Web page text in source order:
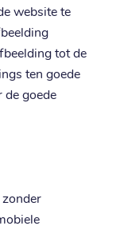
website te
tot de
ten goede
de goede